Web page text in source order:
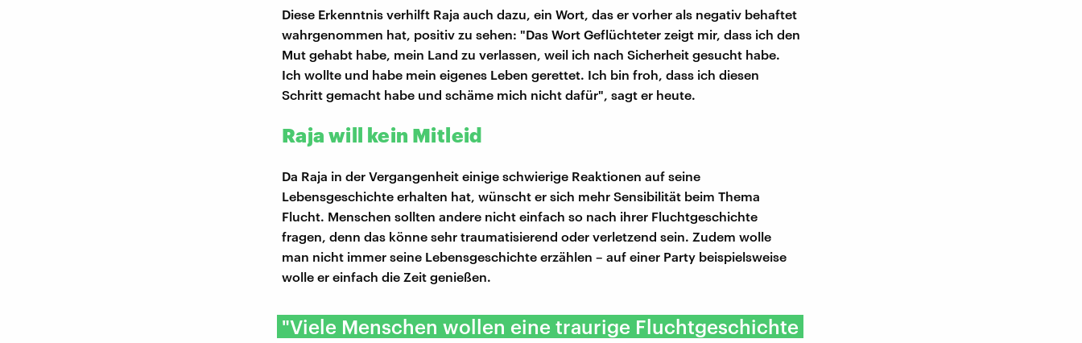
Diese Erkenntnis verhilft Raja auch dazu, ein Wort, das er vorher als negativ behaftet
wahrgenommen hat, positiv zu sehen: "Das Wort Geflüchteter zeigt mir, dass ich den
Mut gehabt habe, mein Land zu verlassen, weil ich nach Sicherheit gesucht habe.
Ich wollte und habe mein eigenes Leben gerettet. Ich bin froh, dass ich diesen
Schritt gemacht habe und schäme mich nicht dafür", sagt er heute.
Raja will kein Mitleid
Da Raja in der Vergangenheit einige schwierige Reaktionen auf seine
Lebensgeschichte erhalten hat, wünscht er sich mehr Sensibilität beim Thema
Flucht. Menschen sollten andere nicht einfach so nach ihrer Fluchtgeschichte
fragen, denn das könne sehr traumatisierend oder verletzend sein. Zudem wolle
man nicht immer seine Lebensgeschichte erzählen – auf einer Party beispielsweise
wolle er einfach die Zeit genießen.
"Viele Menschen wollen eine traurige Fluchtgeschichte